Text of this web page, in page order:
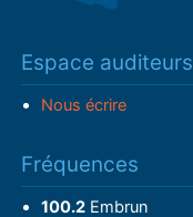
Espace auditeurs
Nous écrire
Fréquences
100.2Embrun